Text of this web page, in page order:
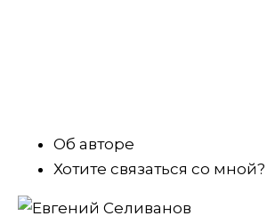
Об авторе
Хотите связаться со мной?